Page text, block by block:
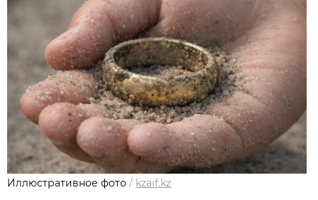
Иллюстративное фото / kzaif.kz